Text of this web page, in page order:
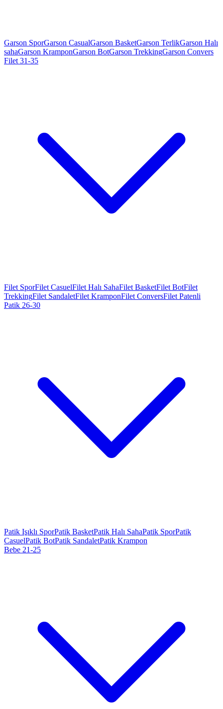
Garson SporGarson CasualGarson BasketGarson TerlikGarson Halı
sahaGarson KramponGarson BotGarson TrekkingGarson Convers
Filet 31-35
Filet SporFilet CasuelFilet Halı SahaFilet BasketFilet BotFilet
TrekkingFilet SandaletFilet KramponFilet ConversFilet Patenli
Patik 26-30
Patik Işıklı SporPatik BasketPatik Halı SahaPatik SporPatik
CasuelPatik BotPatik SandaletPatik Krampon
Bebe 21-25